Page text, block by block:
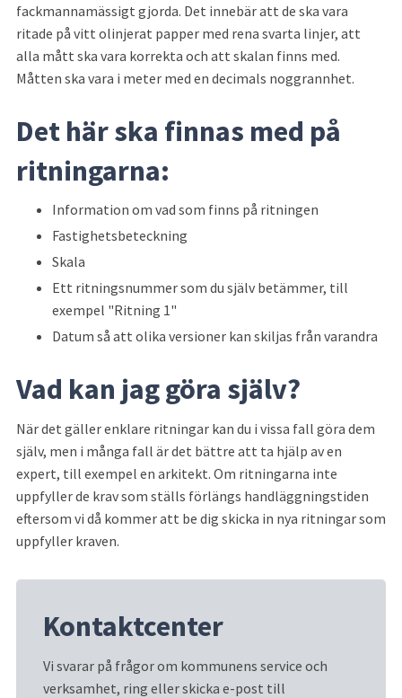
fackmanna­mässigt gjorda. Det innebär att de ska vara
ritade på vitt olinjerat papper med rena svarta linjer, att
alla mått ska vara korrekta och att skalan finns med.
Måtten ska vara i meter med en decimals noggrannhet.
Det här ska finnas med på
ritningarna:
Information om vad som finns på ritningen
Fastighetsbeteckning
Skala
Ett ritningsnummer som du själv betämmer, till
exempel "Ritning 1"
Datum så att olika versioner kan skiljas från varandra
Vad kan jag göra själv?
När det gäller enklare ritningar kan du i vissa fall göra dem
själv, men i många fall är det bättre att ta hjälp av en
expert, till exempel en arkitekt. Om ritningarna inte
uppfyller de krav som ställs förlängs handläggningstiden
eftersom vi då kommer att be dig skicka in nya ritningar som
uppfyller kraven.
Kontaktcenter
Vi svarar på frågor om kommunens service och
verksamhet, ring eller skicka e-post till